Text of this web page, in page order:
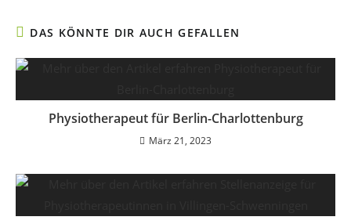
DAS KÖNNTE DIR AUCH GEFALLEN
Physiotherapeut für Berlin-Charlottenburg
März 21, 2023